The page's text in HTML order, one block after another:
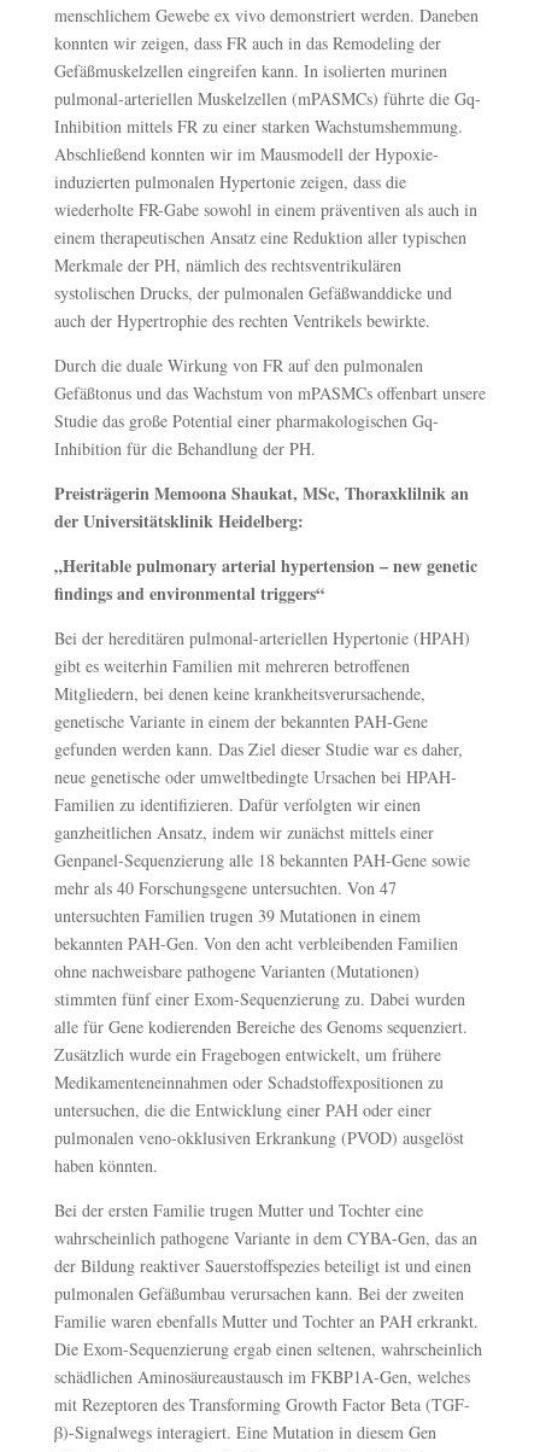
menschlichem Gewebe ex vivo demonstriert werden. Daneben
konnten wir zeigen, dass FR auch in das Remodeling der
Gefäßmuskelzellen eingreifen kann. In isolierten murinen
pulmonal-arteriellen Muskelzellen (mPASMCs) führte die Gq-
Inhibition mittels FR zu einer starken Wachstumshemmung.
Abschließend konnten wir im Mausmodell der Hypoxie-
induzierten pulmonalen Hypertonie zeigen, dass die
wiederholte FR-Gabe sowohl in einem präventiven als auch in
einem therapeutischen Ansatz eine Reduktion aller typischen
Merkmale der PH, nämlich des rechtsventrikulären
systolischen Drucks, der pulmonalen Gefäßwanddicke und
auch der Hypertrophie des rechten Ventrikels bewirkte.
Durch die duale Wirkung von FR auf den pulmonalen
Gefäßtonus und das Wachstum von mPASMCs offenbart unsere
Studie das große Potential einer pharmakologischen Gq-
Inhibition für die Behandlung der PH.
Preisträgerin Memoona Shaukat, MSc, Thoraxklilnik an
der Universitätsklinik Heidelberg:
„Heritable pulmonary arterial hypertension – new genetic
findings and environmental triggers“
Bei der hereditären pulmonal-arteriellen Hypertonie (HPAH)
gibt es weiterhin Familien mit mehreren betroffenen
Mitgliedern, bei denen keine krankheitsverursachende,
genetische Variante in einem der bekannten PAH-Gene
gefunden werden kann. Das Ziel dieser Studie war es daher,
neue genetische oder umweltbedingte Ursachen bei HPAH-
Familien zu identifizieren. Dafür verfolgten wir einen
ganzheitlichen Ansatz, indem wir zunächst mittels einer
Genpanel-Sequenzierung alle 18 bekannten PAH-Gene sowie
mehr als 40 Forschungsgene untersuchten. Von 47
untersuchten Familien trugen 39 Mutationen in einem
bekannten PAH-Gen. Von den acht verbleibenden Familien
ohne nachweisbare pathogene Varianten (Mutationen)
stimmten fünf einer Exom-Sequenzierung zu. Dabei wurden
alle für Gene kodierenden Bereiche des Genoms sequenziert.
Zusätzlich wurde ein Fragebogen entwickelt, um frühere
Medikamenteneinnahmen oder Schadstoffexpositionen zu
untersuchen, die die Entwicklung einer PAH oder einer
pulmonalen veno-okklusiven Erkrankung (PVOD) ausgelöst
haben könnten.
Bei der ersten Familie trugen Mutter und Tochter eine
wahrscheinlich pathogene Variante in dem CYBA-Gen, das an
der Bildung reaktiver Sauerstoffspezies beteiligt ist und einen
pulmonalen Gefäßumbau verursachen kann. Bei der zweiten
Familie waren ebenfalls Mutter und Tochter an PAH erkrankt.
Die Exom-Sequenzierung ergab einen seltenen, wahrscheinlich
schädlichen Aminosäureaustausch im FKBP1A-Gen, welches
mit Rezeptoren des Transforming Growth Factor Beta (TGF-
β)-Signalwegs interagiert. Eine Mutation in diesem Gen